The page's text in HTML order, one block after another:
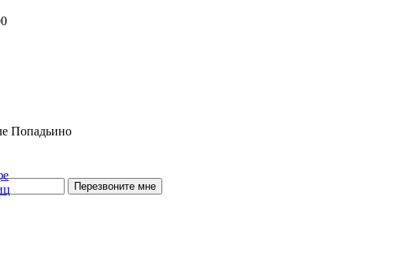
Попадьино
Перезвоните мне